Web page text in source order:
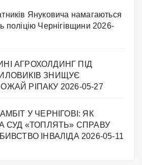
Януковича намагаються
поліцію Чернігівщини 2026-
АГРОХОЛДИНГ ПІД
ЗНИЩУЄ
РІПАКУ
2026-05-27
У ЧЕРНІГОВІ: ЯК
СУД «ТОПЛЯТЬ» СПРАВУ
ІНВАЛІДА 2026-05-11